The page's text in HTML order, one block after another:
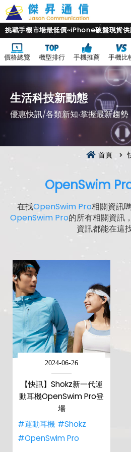
挑戰手機市場最低價~iPhone破盤現貨供
價格總覽 機型排行 手機推薦 手機比
生活科技新動態
優惠快訊/各類新知‧掌握最新趨勢
首頁
OpenSwim
在找OpenSwim Pro相關資訊
OpenSwim Pro的所有相關資訊
資訊都能在這
2024-06-26
【快訊】Shokz新一代運
動耳機OpenSwim Pro登
場
#運動耳機 #Shokz
#OpenSwim Pro